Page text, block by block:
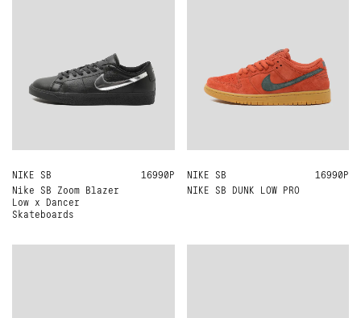
NIKE SB
Nike SB Zoom Blazer
Low x Dancer
Skateboards
US10 US8
US8.5
16990Р
NIKE SB
NIKE SB DUNK LOW PRO
US10 US8 16990Р